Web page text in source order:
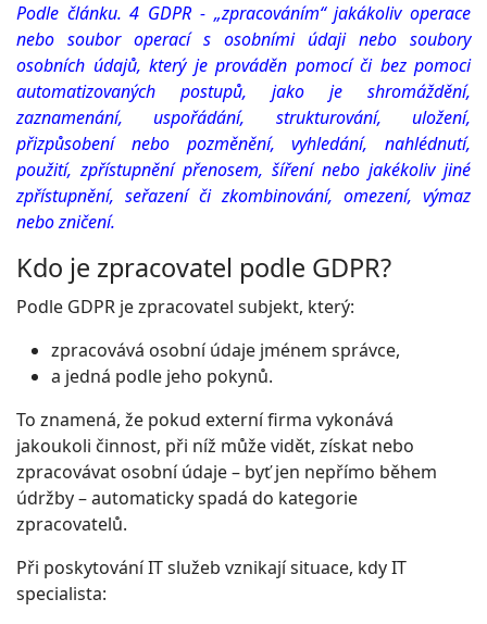
Podle článku. 4 GDPR - „zpracováním“ jakákoliv operace
nebo soubor operací s osobními údaji nebo soubory
osobních údajů, který je prováděn pomocí či bez pomoci
automatizovaných postupů, jako je shromáždění,
zaznamenání, uspořádání, strukturování, uložení,
přizpůsobení nebo pozměnění, vyhledání, nahlédnutí,
použití, zpřístupnění přenosem, šíření nebo jakékoliv jiné
zpřístupnění, seřazení či zkombinování, omezení, výmaz
nebo zničení.
Kdo je zpracovatel podle GDPR?
Podle GDPR je zpracovatel subjekt, který:
zpracovává osobní údaje jménem správce,
a jedná podle jeho pokynů.
To znamená, že pokud externí firma vykonává
jakoukoli činnost, při níž může vidět, získat nebo
zpracovávat osobní údaje – byť jen nepřímo během
údržby – automaticky spadá do kategorie
zpracovatelů.
Při poskytování IT služeb vznikají situace, kdy IT
specialista: